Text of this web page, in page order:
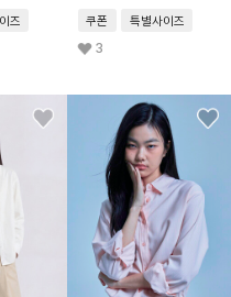
즈 쿠폰 특별사이즈
3